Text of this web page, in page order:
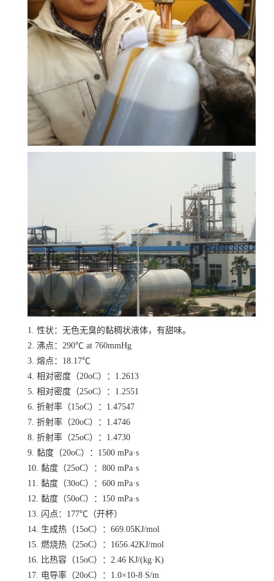
1. 性状：无色无臭的黏稠状液体，有甜味。
2. 沸点：290℃ at 760mmHg
3. 熔点：18.17℃
4. 相对密度（20oC）：1.2613
5. 相对密度（25oC）：1.2551
6. 折射率（15oC）：1.47547
7. 折射率（20oC）：1.4746
8. 折射率（25oC）：1.4730
9. 黏度（20oC）：1500 mPa·s
10. 黏度（25oC）：800 mPa·s
11. 黏度（30oC）：600 mPa·s
12. 黏度（50oC）：150 mPa·s
13. 闪点：177℃（开杯）
14. 生成热（15oC）：669.05KJ/mol
15. 燃烧热（25oC）：1656.42KJ/mol
16. 比热容（15oC）：2.46 KJ/(kg·K)
17. 电导率（20oC）：1.0×10-8 S/m